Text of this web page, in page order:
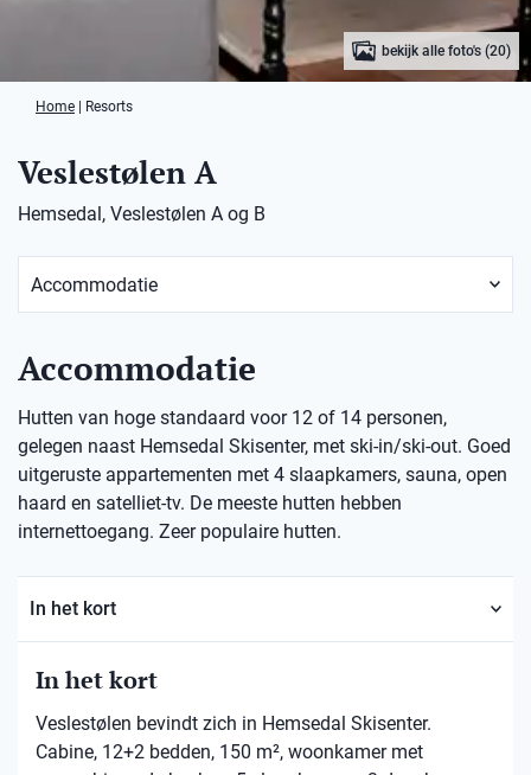
bekijk alle foto's (20)
Home Resorts
Veslestølen A
Hemsedal, Veslestølen A og B
Accommodatie
Hutten van hoge standaard voor 12 of 14 personen,
gelegen naast Hemsedal Skisenter, met ski-in/ski-out. Goed
uitgeruste appartementen met 4 slaapkamers, sauna, open
haard en satelliet-tv. De meeste hutten hebben
internettoegang. Zeer populaire hutten.
In het kort
In het kort
Veslestølen bevindt zich in Hemsedal Skisenter.
Cabine, 12+2 bedden, 150 m², woonkamer met